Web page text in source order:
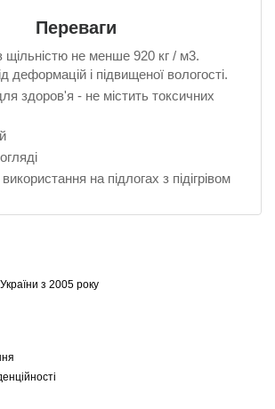
Переваги
щільністю не менше 920 кг / м3.
деформацій і підвищеної вологості.
здоров'я - не містить токсичних
на підлогах з підігрівом
з 2005 року